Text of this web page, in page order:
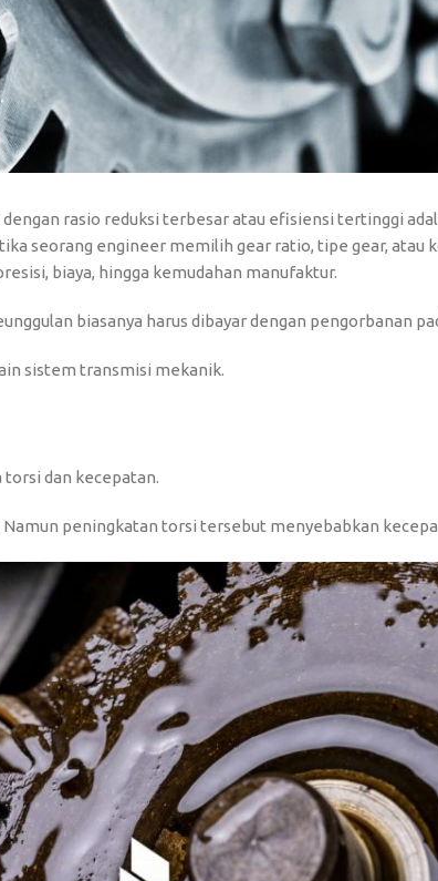
rasio reduksi terbesar atau efisiensi tertinggi
seorang engineer memilih gear ratio, tipe gear, atau
biaya, hingga kemudahan manufaktur.
biasanya harus dibayar dengan pengorbanan
sistem transmisi mekanik.
dan kecepatan.
peningkatan torsi tersebut menyebabkan